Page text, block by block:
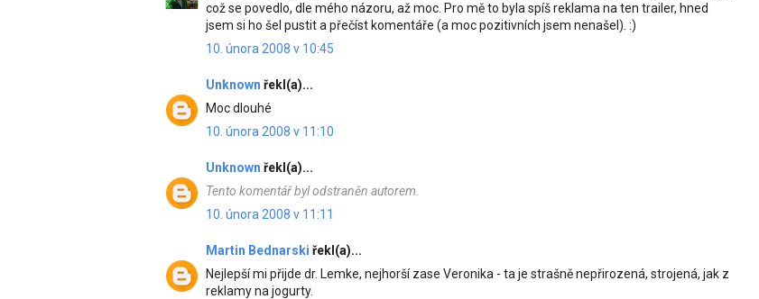
což se povedlo, dle mého názoru, až moc. Pro mě to byla spíš reklama na ten trailer, hned
jsem si ho šel pustit a přečíst komentáře (a moc pozitivních jsem nenašel). :)
10. února 2008 v 10:45
Unknown řekl(a)...
Moc dlouhé
10. února 2008 v 11:10
Unknown řekl(a)...
Tento komentář byl odstraněn autorem.
10. února 2008 v 11:11
Martin Bednarski řekl(a)...
Nejlepší mi přijde dr. Lemke, nejhorší zase Veronika - ta je strašně nepřirozená, strojená, jak z
reklamy na jogurty.